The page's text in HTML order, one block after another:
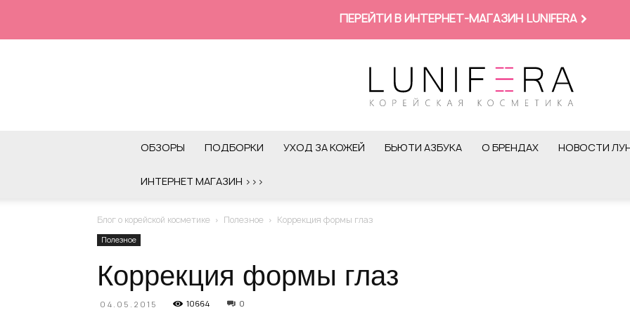
ПЕРЕЙТИ В ИНТЕРНЕТ-МАГАЗИН LUNIFERA
ОБЗОРЫ ПОДБОРКИ УХОД ЗА КОЖЕЙ БЬЮТИ АЗБУКА О БРЕНДАХ НОВОСТИ
ИНТЕРНЕТ МАГАЗИН >>>
Блог о корейской косметике Полезное Коррекция формы глаз
Полезное
Коррекция формы глаз
04.05.2015 10664 0